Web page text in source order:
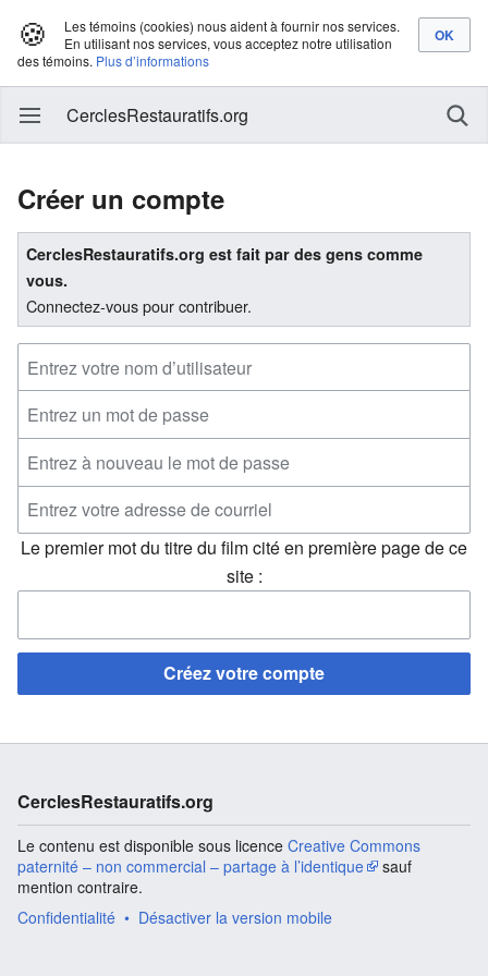
🍪
Les témoins (cookies) nous aident à fournir nos services.
En utilisant nos services, vous acceptez notre utilisation
des témoins. Plus d’informations
CerclesRestauratifs.org
Créer un compte
CerclesRestauratifs.org est fait par des gens comme
vous.
Connectez-vous pour contribuer.
Le premier mot du titre du film cité en première page de ce
site :
Créez votre compte
CerclesRestauratifs.org
Le contenu est disponible sous licence Creative Commons
paternité – non commercial – partage à l’identique
sauf
mention contraire.
Confidentialité
Désactiver la version mobile